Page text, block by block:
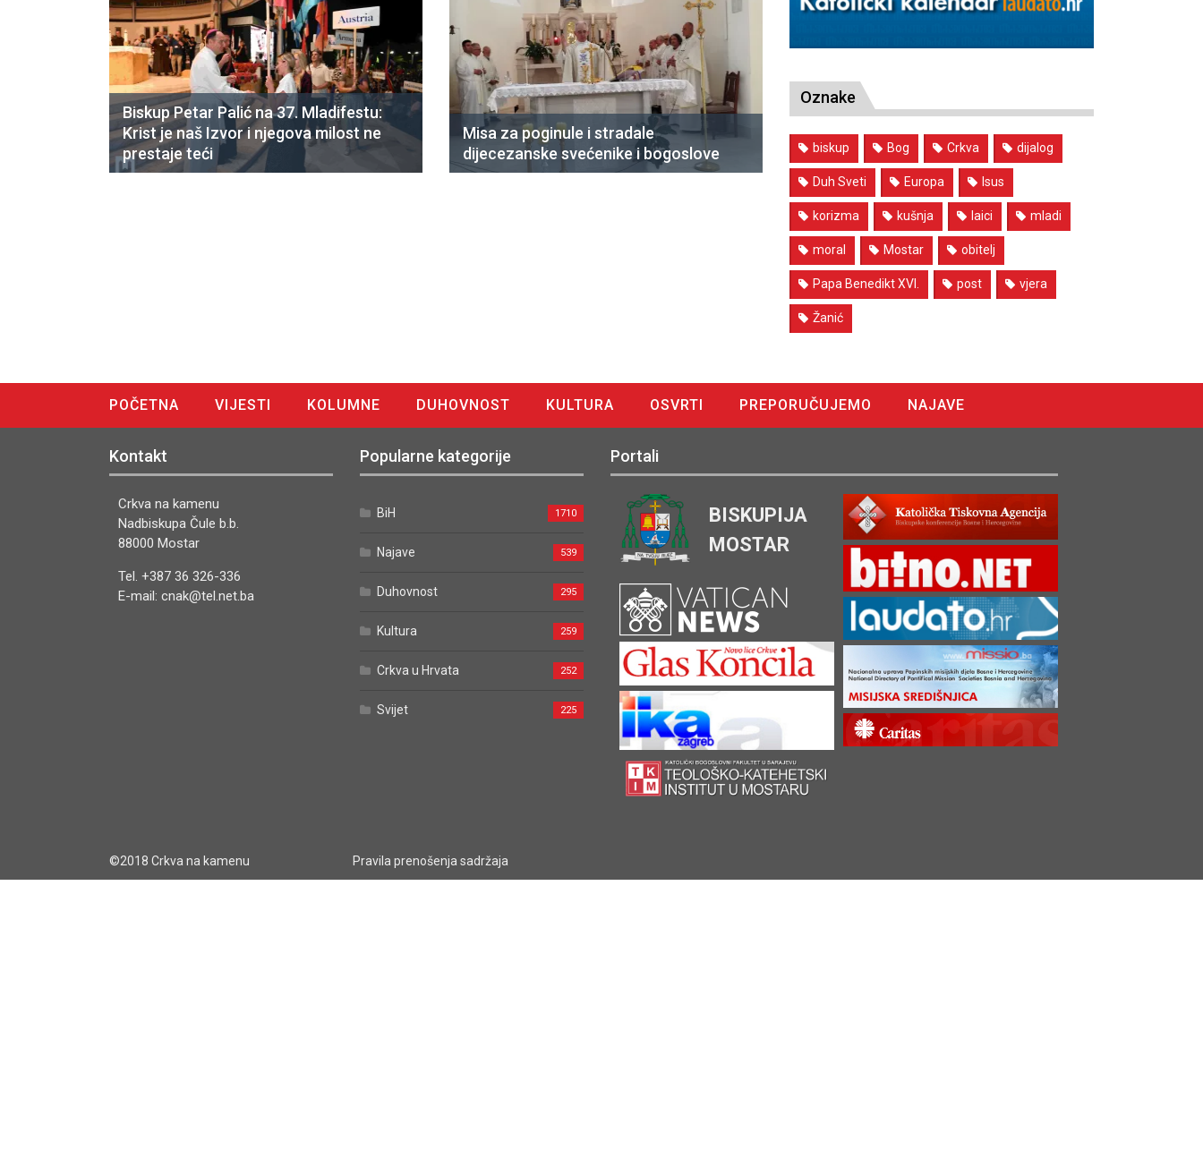
Biskup Petar Palić na 37. Mladifestu:
Krist je naš Izvor i njegova milost ne
prestaje teći
Misa za poginule i stradale
dijecezanske svećenike i bogoslove
Oznake
biskup Bog Crkva dijalog
Duh Sveti Europa Isus
korizma kušnja laici mladi
moral Mostar obitelj
Papa Benedikt XVI. post vjera
Žanić
POČETNA VIJESTI KOLUMNE DUHOVNOST KULTURA OSVRTI PREPORUČUJEMO
NAJAVE
Kontakt
Crkva na kamenu
Nadbiskupa Čule b.b.
88000 Mostar
Tel. +387 36 326-336
E-mail: cnak@tel.net.ba
Popularne kategorije
BiH 1710
Najave 539
Duhovnost 295
Kultura 259
Crkva u Hrvata 252
Svijet 225
Portali
BISKUPIJA
MOSTAR
©2018 Crkva na kamenu Pravila prenošenja sadržaja